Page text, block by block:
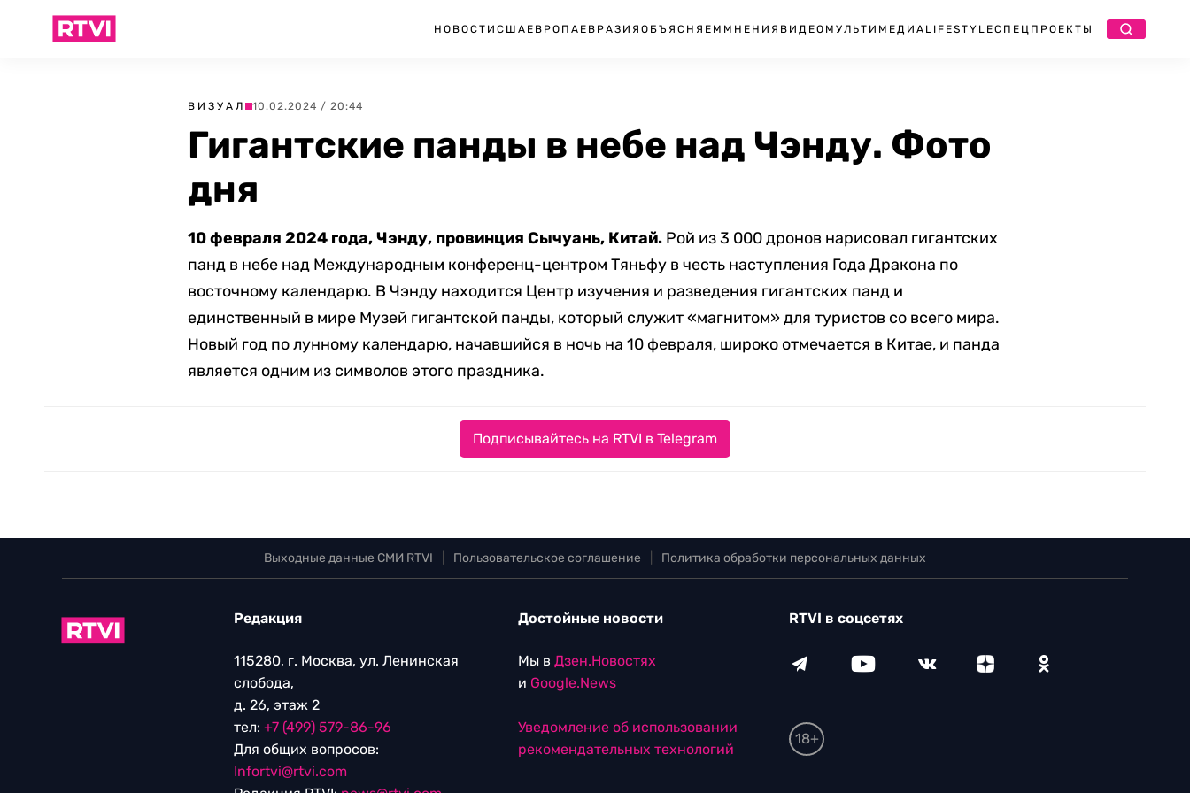
НОВОСТИ США ЕВРОПА ЕВРАЗИЯ ОБЪЯСНЯЕМ МНЕНИЯ ВИДЕО МУЛЬТИМЕДИА LIFESTYLEСПЕЦПРОЕКТЫ
ВИЗУАЛ 10.02.2024 / 20:44
Гигантские панды в небе над Чэнду. Фото
дня
10 февраля 2024 года, Чэнду, провинция Сычуань, Китай. Рой из 3 000 дронов нарисовал гигантских
панд в небе над Международным конференц-центром Тяньфу в честь наступления Года Дракона по
восточному календарю. В Чэнду находится Центр изучения и разведения гигантских панд и
единственный в мире Музей гигантской панды, который служит «магнитом» для туристов со всего мира.
Новый год по лунному календарю, начавшийся в ночь на 10 февраля, широко отмечается в Китае, и панда
является одним из символов этого праздника.
Подписывайтесь на RTVI в Telegram
Выходные данные СМИ RTVI Пользовательское соглашение Политика обработки персональных данных
Редакция
115280, г. Москва, ул. Ленинская
слобода,
д. 26, этаж 2
тел: +7 (499) 579-86-96
Для общих вопросов:
Infortvi@rtvi.com
Достойные новости
Мы в Дзен.Новостях
и Google.News
Уведомление об использовании
рекомендательных технологий
RTVI в соцсетях
18+